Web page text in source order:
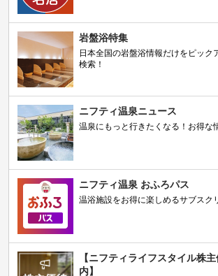
岩盤浴特集
日本全国の岩盤浴情報だけをピック
検索！
ニフティ温泉ニュース
温泉にもっと行きたくなる！お得な
ニフティ温泉 おふろパス
温浴施設をお得に楽しめるサブスク
【ニフティライフスタイル株
内】